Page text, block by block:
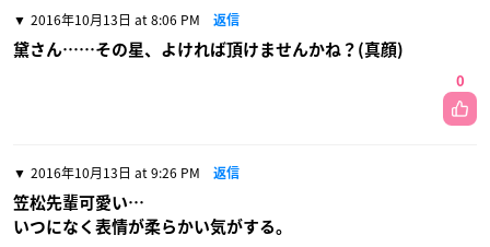
2016年10月13日 at 8:06 PM 返信
黛さん……その星、よければ頂けませんかね？(真顔)
0
2016年10月13日 at 9:26 PM 返信
笠松先輩可愛い…
いつになく表情が柔らかい気がする。